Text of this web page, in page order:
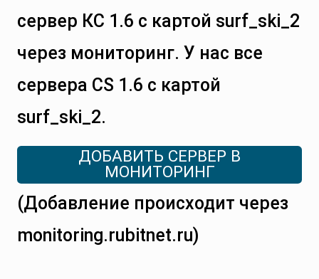
сервер КС 1.6 с картой surf_ski_2
через мониторинг. У нас все
сервера CS 1.6 с картой
surf_ski_2.
ДОБАВИТЬ СЕРВЕР В
МОНИТОРИНГ
(Добавление происходит через
monitoring.rubitnet.ru)